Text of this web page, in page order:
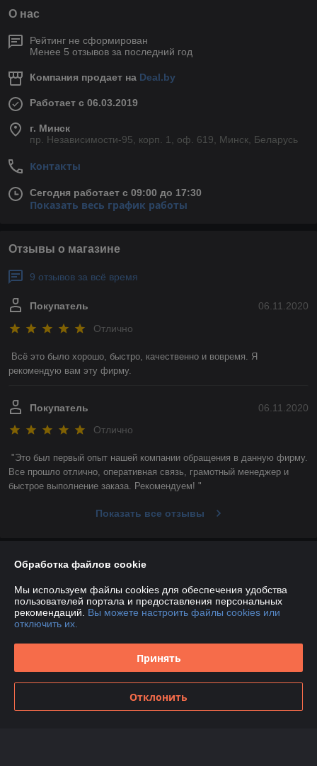
О нас
Рейтинг не сформирован
Менее 5 отзывов за последний год
Компания продает на Deal.by
Работает с 06.03.2019
г. Минск
пр. Независимости-95, корп. 1, оф. 619, Минск, Беларусь
Контакты
Сегодня работает с 09:00 до 17:30
Показать весь график работы
Отзывы о магазине
9 отзывов за всё время
06.11.2020
Покупатель
Отлично
Всё это было хорошо, быстро, качественно и вовремя. Я
рекомендую вам эту фирму.
06.11.2020
Покупатель
Отлично
"Это был первый опыт нашей компании обращения в данную фирму.
Все прошло отлично, оперативная связь, грамотный менеджер и
быстрое выполнение заказа. Рекомендуем! "
Показать все отзывы
О нас
Контакты
Доставка и оплата
Обработка файлов cookie
Мы используем файлы cookies для обеспечения удобства
пользователей портала и предоставления персональных
рекомендаций. Вы можете настроить файлы cookies или
отключить их.
Принять
Отклонить